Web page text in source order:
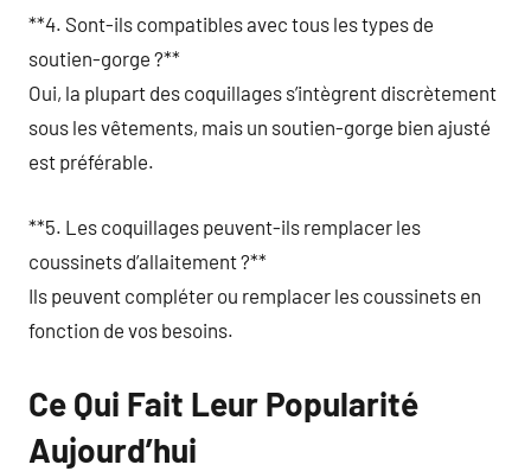
**4. Sont-ils compatibles avec tous les types de
soutien-gorge ?**
Oui, la plupart des coquillages s’intègrent discrètement
sous les vêtements, mais un soutien-gorge bien ajusté
est préférable.
**5. Les coquillages peuvent-ils remplacer les
coussinets d’allaitement ?**
Ils peuvent compléter ou remplacer les coussinets en
fonction de vos besoins.
Ce Qui Fait Leur Popularité
Aujourd’hui